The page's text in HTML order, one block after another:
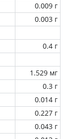
0.009 г
0.003 г
0.4 г
1.529 мг
0.3 г
0.014 г
0.227 г
0.043 г